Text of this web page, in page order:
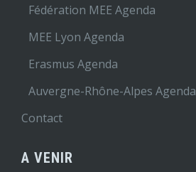
Fédération MEE Agenda
MEE Lyon Agenda
Erasmus Agenda
Auvergne-Rhône-Alpes Agenda
Contact
A VENIR